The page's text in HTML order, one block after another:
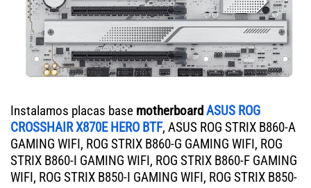
Instalamos placas base motherboardASUS ROG
CROSSHAIR X870E HERO BTF, ASUS ROG STRIX B860-A
GAMING WIFI, ROG STRIX B860-G GAMING WIFI, ROG
STRIX B860-I GAMING WIFI, ROG STRIX B860-F GAMING
WIFI, ROG STRIX B850-I GAMING WIFI, ROG STRIX B850-